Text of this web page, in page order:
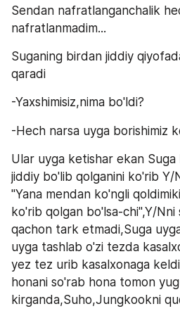
Sendan nafratlanganchalik
nafratlanmadim...
Suganing birdan jiddiy
qaradi
-Yaxshimisiz,nima bo'ldi?
-Hech narsa uyga borishimiz
Ular uyga ketishar ekan
jiddiy bo'lib qolganini ko'rib
"Yana mendan ko'ngli
ko'rib qolgan bo'lsa-chi",Y/
qachon tark etmadi,Suga
uyga tashlab o'zi tezda
yez tez urib kasalxonaga
honani so'rab hona tomon
kirganda,Suho,Jungkookni